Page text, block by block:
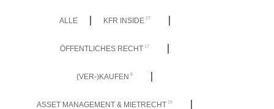
ALLE KFR INSIDE 27
ÖFFENTLICHES RECHT 17
(VER-)KAUFEN 8
ASSET MANAGEMENT & MIETRECHT 19